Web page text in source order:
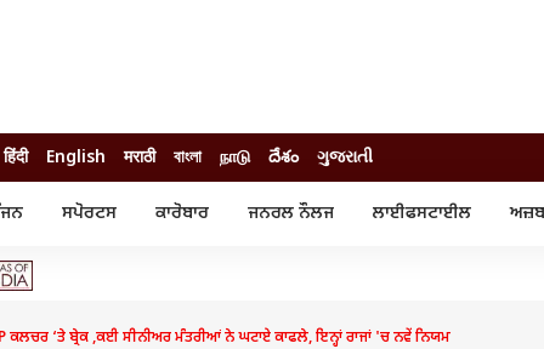
हिंदी English मराठी বাংলা நாடு దేశం ગુજરાતી
ਸਪੋਰਟਸ ਕਾਰੋਬਾਰ ਜਨਰਲ ਨੌਲਜ ਲਾਈਫਸਟਾਈਲ
ਉਲੰਪਿਕ
ਮਿਉਚੁਅਲ ਫੰਡ
ਕਲਚਰ ‘ਤੇ ਬ੍ਰੇਕ ,ਕਈ ਸੀਨੀਅਰ ਮੰਤਰੀਆਂ ਨੇ ਘਟਾਏ ਕਾਫਲੇ, ਇਨ੍ਹਾਂ ਰਾਜਾਂ 'ਚ ਨਵੇਂ ਨਿਯਮ